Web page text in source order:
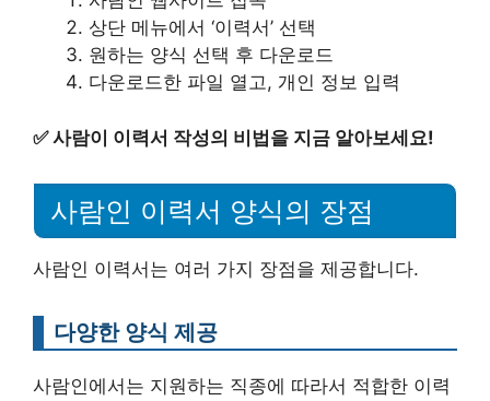
상단 메뉴에서 ‘이력서’ 선택
원하는 양식 선택 후 다운로드
다운로드한 파일 열고, 개인 정보 입력
✅사람이 이력서 작성의 비법을 지금 알아보세요!
사람인 이력서 양식의 장점
사람인 이력서는 여러 가지 장점을 제공합니다.
다양한 양식 제공
사람인에서는 지원하는 직종에 따라서 적합한 이력